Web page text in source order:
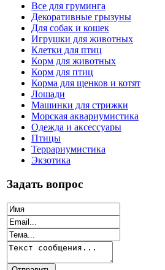
Все для груминга
Декоративные грызуны
Для собак и кошек
Игрушки для животных
Клетки для птиц
Корм для животных
Корм для птиц
Корма для щенков и котят
Лошади
Машинки для стрижки
Морская аквариумистика
Одежда и аксессуары
Птицы
Террариумистика
Экзотика
Задать вопрос